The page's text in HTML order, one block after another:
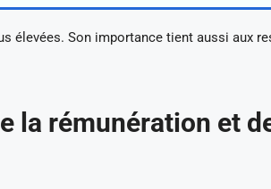
élevées. Son importance tient aussi aux
la rémunération et